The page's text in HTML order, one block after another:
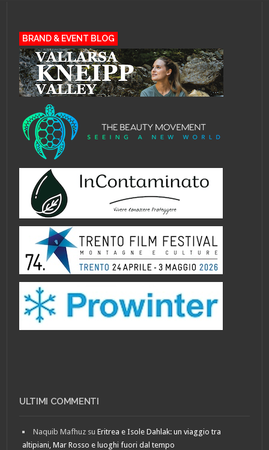
BRAND & EVENT BLOG
ULTIMI COMMENTI
Naquib Mafhuz suEritrea e Isole Dahlak: un viaggio tra
altipiani, Mar Rosso e luoghi fuori dal tempo